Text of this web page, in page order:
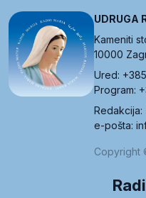
UDRUGA
Kameniti
10000
Ured:
Program:
Redakcija:
e-pošta:
Copyright